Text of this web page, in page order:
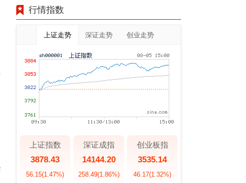
行情指数
上证走势 深证走势 创业走势
上证指数
3878.43
56.15(1.47%)
深证成指
14144.20
258.49(1.86%)
创业板指
3535.14
46.17(1.32%)